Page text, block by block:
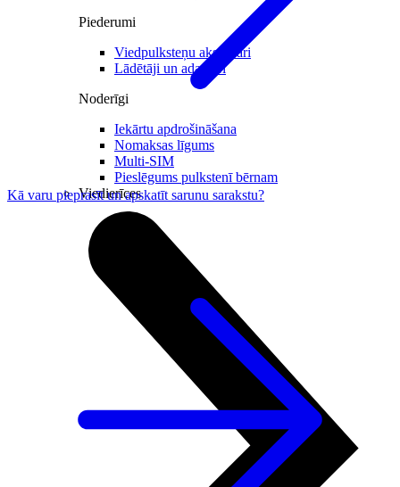
Piederumi
Viedpulksteņu aksesuāri
Lādētāji un adapteri
Noderīgi
Iekārtu apdrošināšana
Nomaksas līgums
Multi-SIM
Pieslēgums pulkstenī bērnam
Viedierīces
Kā varu pieprasīt un apskatīt sarunu sarakstu?